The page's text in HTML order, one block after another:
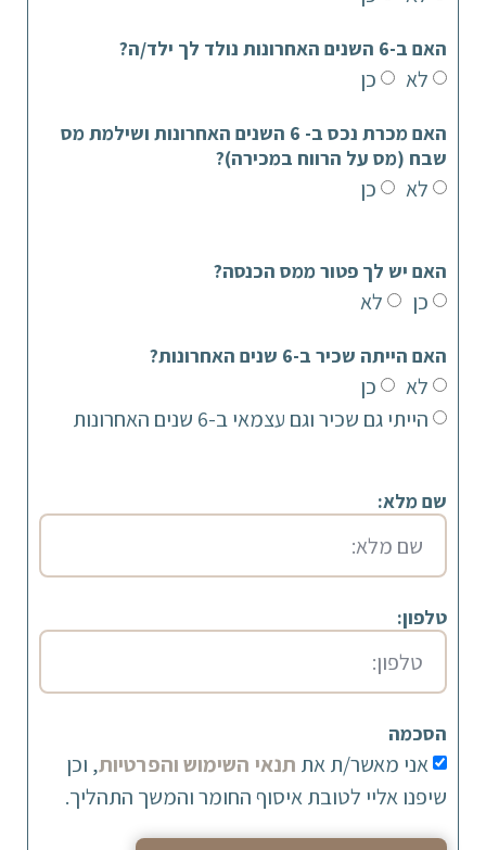
האם ב-6 השנים האחרונות נולד לך ילד/ה?
לא כן
האם מכרת נכס ב- 6 השנים האחרונות ושילמת מס
שבח (מס על הרווח במכירה)?
לא כן
האם יש לך פטור ממס הכנסה?
כן לא
האם הייתה שכיר ב-6 שנים האחרונות?
לא
כן
הייתי גם שכיר וגם עצמאי ב-6 שנים האחרונות
שם מלא:
טלפון:
הסכמה
אני מאשר/ת את תנאי השימוש והפרטיות, וכן
שיפנו אליי לטובת איסוף החומר והמשך התהליך.